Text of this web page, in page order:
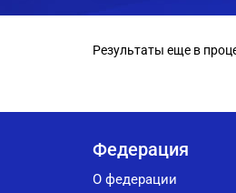
Результаты еще в
Федерация
О федерации